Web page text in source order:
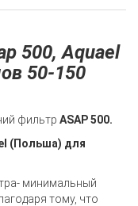
500, Aquael
50-150
фильтр ASAP 500.
минимальный
тому, что